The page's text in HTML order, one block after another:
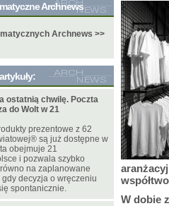
W dobie
Archnews
Archnews >>
ostatnią chwilę. Poczta
do Wolt w 21
prezentowe z 62
są już dostępne w
obejmuje 21
i pozwala szybko
na zaplanowane
decyzja o wręczeniu
spontanicznie.